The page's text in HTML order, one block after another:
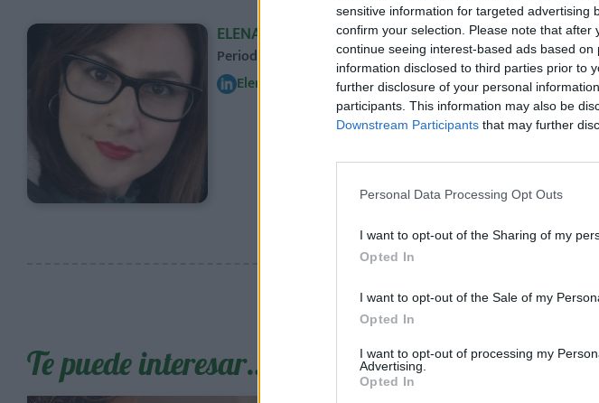
sensitive information for targeted advertising
confirm your selection. Please note that
continue seeing interest-based ads based
information disclosed to third parties prior to
further disclosure of your personal
participants. This information may also be
Downstream Participants that may further
Personal Data Processing Opt Outs
I want to opt-out of the Sharing of my
Opted In
I want to opt-out of the Sale of my
Opted In
I want to opt-out of processing my
Advertising.
Opted In
ELENA RUIZ
Periodista especializada en parenting, infancia y crianza
Elena Ruiz
Te puede interesar…